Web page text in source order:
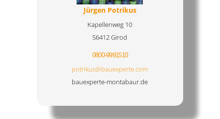
Jürgen Potrikus
Kapellenweg 10
56412 Girod
0800-9991510
potrikus@bauexperte.com
bauexperte-montabaur.de